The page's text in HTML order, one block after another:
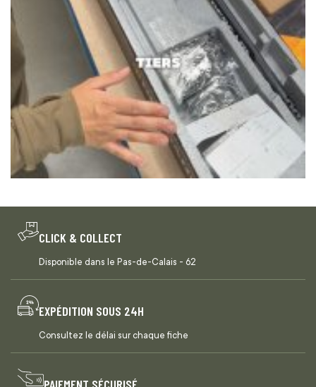
CLICK & COLLECT
Disponible dans le Pas-de-Calais - 62
EXPÉDITION SOUS 24H
Consultez le délai sur chaque fiche